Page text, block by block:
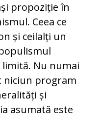
propoziție în
Ceea ce
și ceilalți un
Nu numai
niciun program
și
asumată este